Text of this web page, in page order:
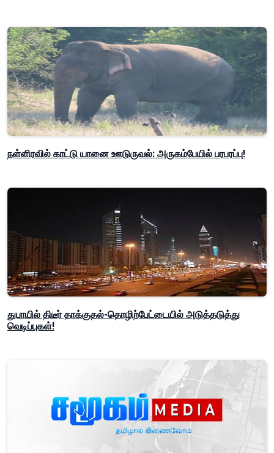
நள்ளிரவில் காட்டு யானை ஊடுருவல்: அருகம்பேயில் பரபரப்பு!
துபாயில் திடீர் தாக்குதல்-தொழிற்பேட்டையில் அடுத்தடுத்து
வெடிப்புகள்!